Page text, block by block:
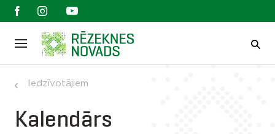
Iedzīvotājiem
Kalendārs